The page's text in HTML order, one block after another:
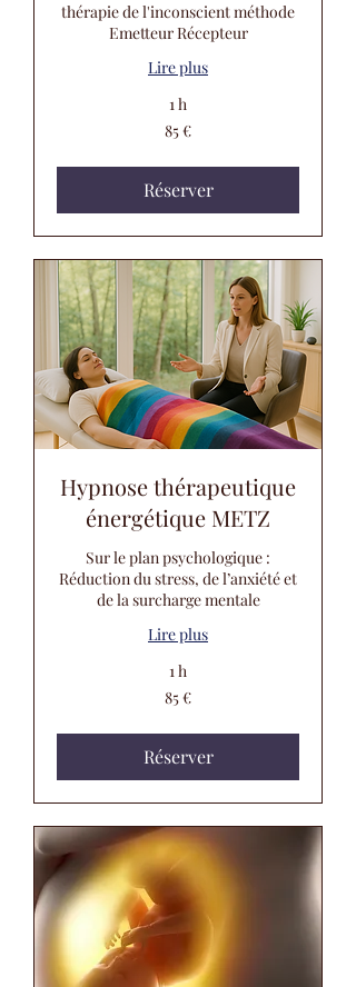
thérapie de l'inconscient méthode
Emetteur Récepteur
Lire plus
1 h
85 €
Réserver
Hypnose thérapeutique
énergétique METZ
Sur le plan psychologique :
Réduction du stress, de l’anxiété et
de la surcharge mentale
Lire plus
1 h
85 €
Réserver